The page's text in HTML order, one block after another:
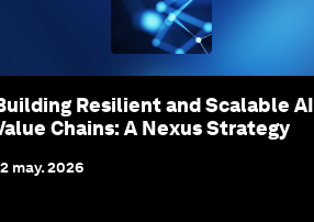
Resilient and Scalable AI
Chains: A Nexus Strategy
may. 2026